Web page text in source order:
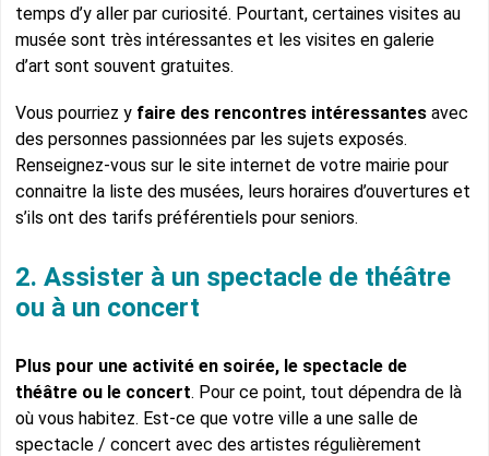
temps d’y aller par curiosité. Pourtant, certaines visites au
musée sont très intéressantes et les visites en galerie
d’art sont souvent gratuites.
Vous pourriez y faire des rencontres intéressantes avec
des personnes passionnées par les sujets exposés.
Renseignez-vous sur le site internet de votre mairie pour
connaitre la liste des musées, leurs horaires d’ouvertures et
s’ils ont des tarifs préférentiels pour seniors.
2. Assister à un spectacle de théâtre
ou à un concert
Plus pour une activité en soirée, le spectacle de
théâtre ou le concert. Pour ce point, tout dépendra de là
où vous habitez. Est-ce que votre ville a une salle de
spectacle / concert avec des artistes régulièrement